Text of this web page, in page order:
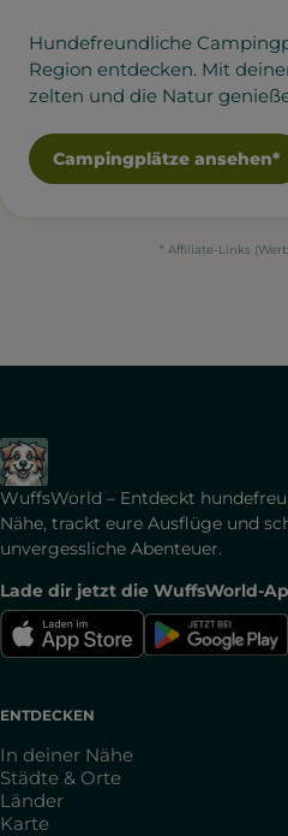
Hundefreundliche
Region entdecken. Mit
zelten und die Natur
Campingplätze ansehen*
* Affiliate-Links
WuffsWorld – Entdeckt
Nähe, trackt eure Ausflüge und
unvergessliche Abenteuer.
Lade dir jetzt die WuffsWorld-
ENTDECKEN
In deiner Nähe
Städte & Orte
Länder
Karte